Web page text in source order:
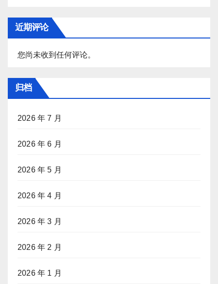
近期评论
您尚未收到任何评论。
归档
2026 年 7 月
2026 年 6 月
2026 年 5 月
2026 年 4 月
2026 年 3 月
2026 年 2 月
2026 年 1 月